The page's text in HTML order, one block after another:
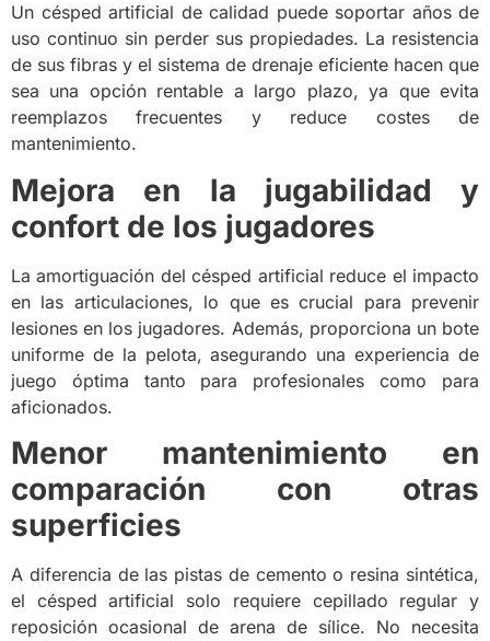
Un césped artificial de calidad puede soportar años de
uso continuo sin perder sus propiedades. La resistencia
de sus fibras y el sistema de drenaje eficiente hacen que
sea una opción rentable a largo plazo, ya que evita
reemplazos frecuentes y reduce costes de
mantenimiento.
Mejora en la jugabilidad y
confort de los jugadores
La amortiguación del césped artificial reduce el impacto
en las articulaciones, lo que es crucial para prevenir
lesiones en los jugadores. Además, proporciona un bote
uniforme de la pelota, asegurando una experiencia de
juego óptima tanto para profesionales como para
aficionados.
Menor mantenimiento en
comparación con otras
superficies
A diferencia de las pistas de cemento o resina sintética,
el césped artificial solo requiere cepillado regular y
reposición ocasional de arena de sílice. No necesita